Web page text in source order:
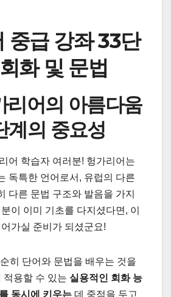
중급 강좌 33단
화 및 문법
리어의 아름다움
계의 중요성
어 학습자 여러분! 헝가리어는
독특한 언어로서, 유럽의 다른
다른 문법 구조와 발음을 가지
이 이미 기초를 다지셨다면, 이
가실 준비가 되셨군요!
히 단어와 문법을 배우는 것을
적용할 수 있는 실용적인 회화 능
동시에 키우는 데 중점을 두고